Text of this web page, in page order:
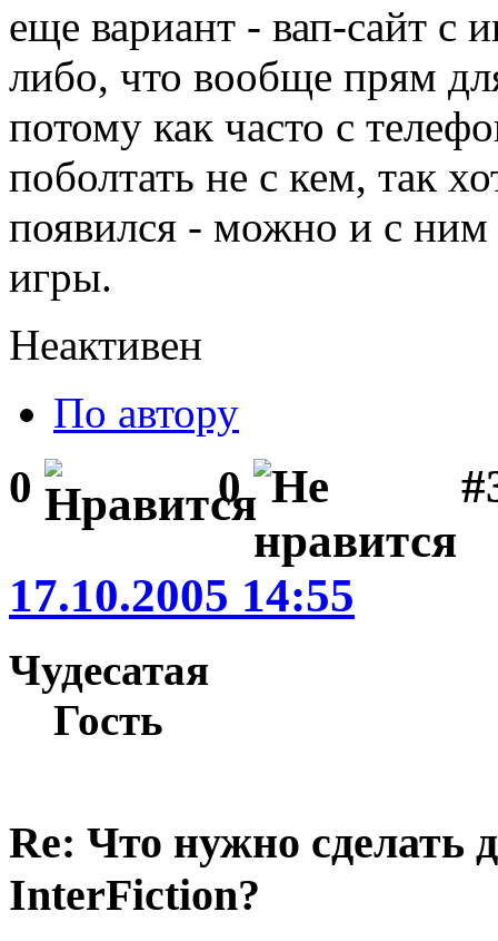
еще вариант - вап-сайт с
либо, что вообще прям
потому как часто с
поболтать не с кем, так
появился - можно и с ним
игры.
Неактивен
По автору
0 0
17.10.2005 14:55
Чудесатая
Гость
Re: Что нужно сделать
InterFiction?